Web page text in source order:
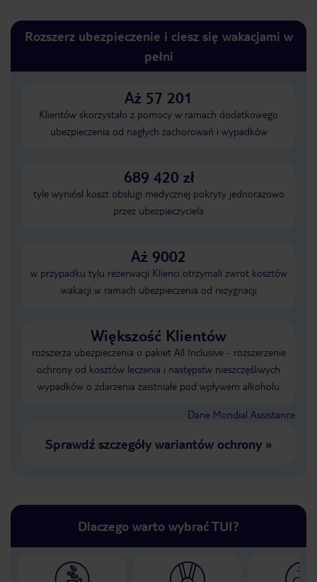
Rozszerz ubezpieczenie i ciesz się wakacjami w
pełni
Aż 57 201
Klientów skorzystało z pomocy w ramach dodatkowego
ubezpieczenia od nagłych zachorowań i wypadków
689 420 zł
tyle wyniósł koszt obsługi medycznej pokryty jednorazowo
przez ubezpieczyciela
Aż 9002
w przypadku tylu rezerwacji Klienci otrzymali zwrot kosztów
wakacji w ramach ubezpieczenia od rezygnacji
Większość Klientów
rozszerza ubezpieczenia o pakiet All Inclusive - rozszerzenie
ochrony od kosztów leczenia i następstw nieszczęśliwych
wypadków o zdarzenia zaistniałe pod wpływem alkoholu
Dane Mondial Assistance
Sprawdź szczegóły wariantów ochrony»
Dlaczego warto wybrać TUI?